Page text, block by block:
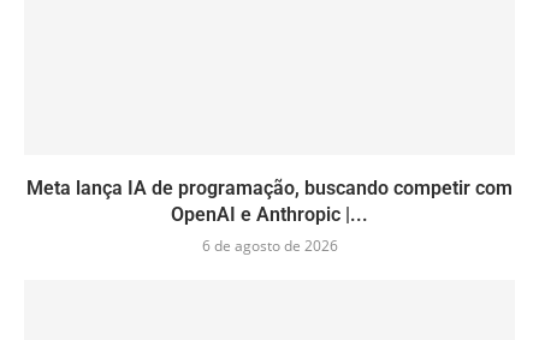
Meta lança IA de programação, buscando competir com
OpenAI e Anthropic |...
6 de agosto de 2026